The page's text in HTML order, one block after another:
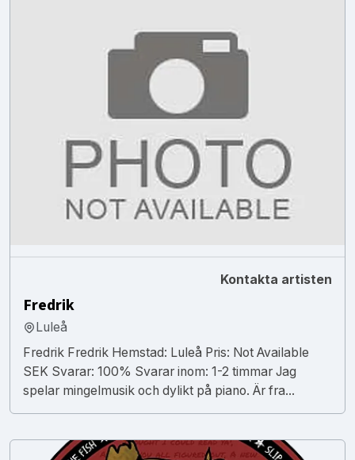
Kontakta artisten
Fredrik
Luleå
Fredrik Fredrik Hemstad: Luleå Pris: Not Available
SEK Svarar: 100% Svarar inom: 1-2 timmar Jag
spelar mingelmusik och dylikt på piano. Är fra...